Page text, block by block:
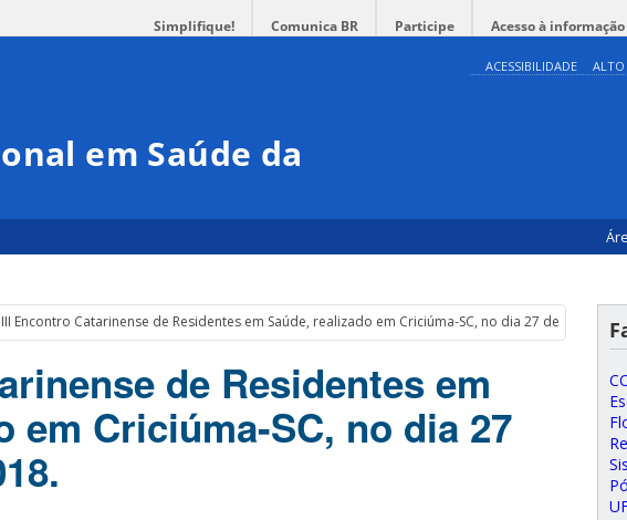
Simplifique! Comunica BR Participe Acesso à informação
ACESSIBILIDADE ALTO
em Saúde da
III Encontro Catarinense de Residentes em Saúde, realizado em Criciúma-SC, no dia 27 de Agosto
de Residentes em
em Criciúma-SC, no dia 27